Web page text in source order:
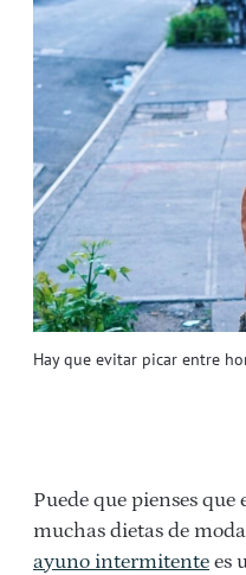
Hay que evitar picar entre
Puede que pienses que
muchas dietas de
ayuno intermitente es